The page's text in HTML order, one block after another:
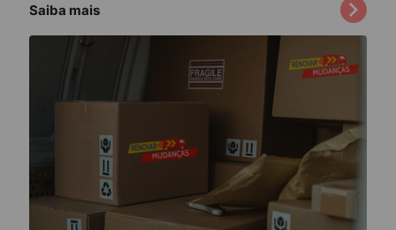
Saiba mais